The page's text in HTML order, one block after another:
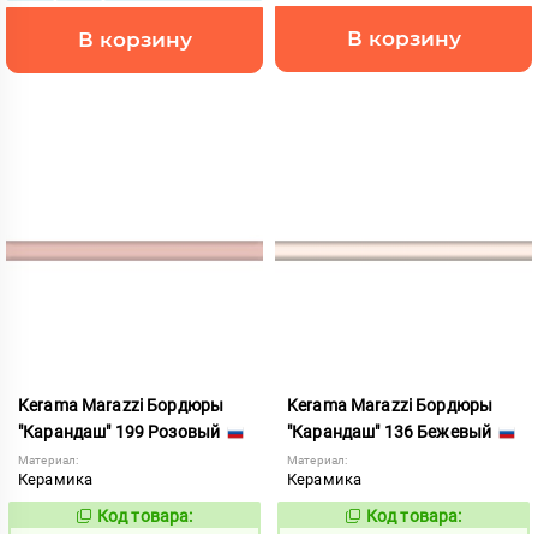
В корзину В корзину
Kerama Marazzi Бордюры
"Карандаш" 199 Розовый
Материал:
Керамика
110183
Код товара:
Kerama Marazzi Бордюры
"Карандаш" 136 Бежевый
Материал:
Керамика
110144
Код товара: